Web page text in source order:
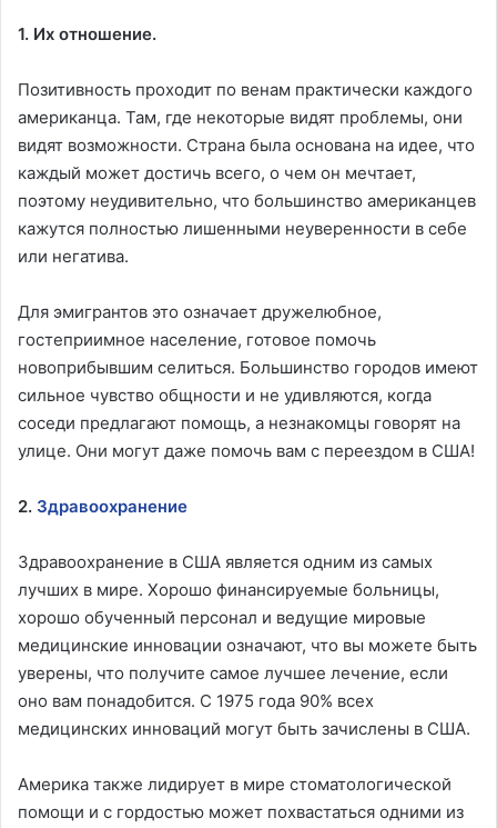
1. Их отношение.
Позитивность проходит по венам практически каждого
американца. Там, где некоторые видят проблемы, они
видят возможности. Страна была основана на идее, что
каждый может достичь всего, о чем он мечтает,
поэтому неудивительно, что большинство американцев
кажутся полностью лишенными неуверенности в себе
или негатива.
Для эмигрантов это означает дружелюбное,
гостеприимное население, готовое помочь
новоприбывшим селиться. Большинство городов имеют
сильное чувство общности и не удивляются, когда
соседи предлагают помощь, а незнакомцы говорят на
улице. Они могут даже помочь вам с переездом в США!
2. Здравоохранение
Здравоохранение в США является одним из самых
лучших в мире. Хорошо финансируемые больницы,
хорошо обученный персонал и ведущие мировые
медицинские инновации означают, что вы можете быть
уверены, что получите самое лучшее лечение, если
оно вам понадобится. С 1975 года 90% всех
медицинских инноваций могут быть зачислены в США.
Америка также лидирует в мире стоматологической
помощи и с гордостью может похвастаться одними из